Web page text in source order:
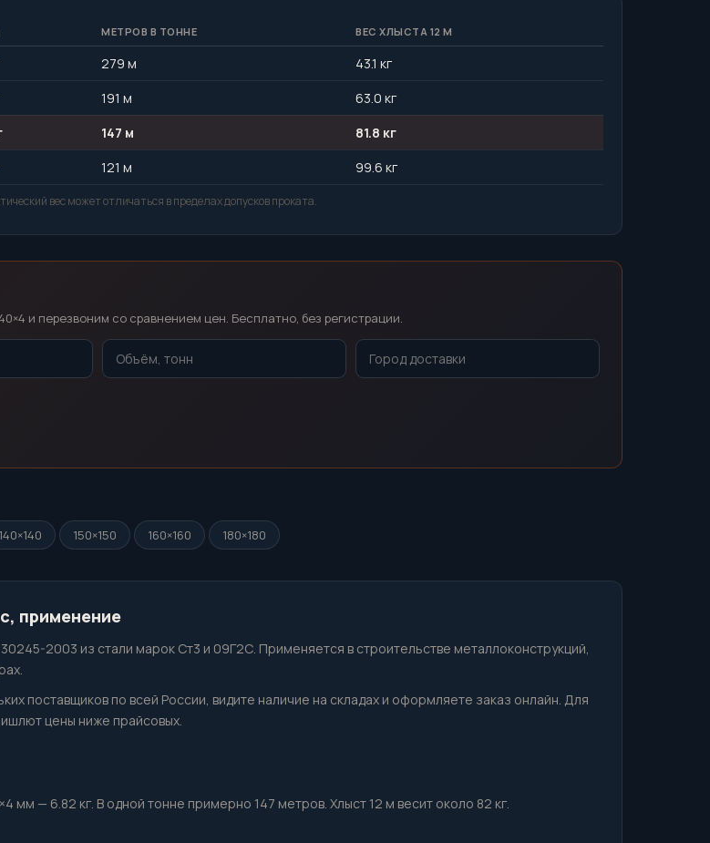
МЕТРОВ В ТОННЕ ВЕС ХЛЫСТА 12 М
279 м
43.1 кг
191 м
63.0 кг
147 м
81.8 кг
121 м 99.6 кг
вес может отличаться в пределах допусков проката.
и перезвоним со сравнением цен. Бесплатно, без регистрации.
140×140 150×150 160×160 180×180
применение
2003 из стали марок Ст3 и 09Г2С. Применяется в строительстве металлоконструкций,
поставщиков по всей России, видите наличие на складах и оформляете заказ онлайн. Для
цены ниже прайсовых.
— 6.82 кг. В одной тонне примерно 147 метров. Хлыст 12 м весит около 82 кг.